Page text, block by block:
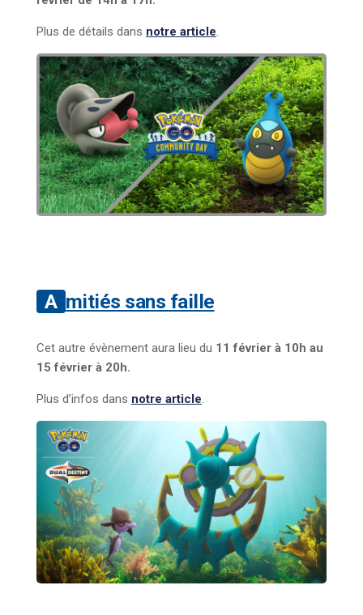
Plus de détails dans notre article.
Amitiés sans faille
Cet autre évènement aura lieu du 11 février à 10h au
15 février à 20h.
Plus d’infos dans notre article.